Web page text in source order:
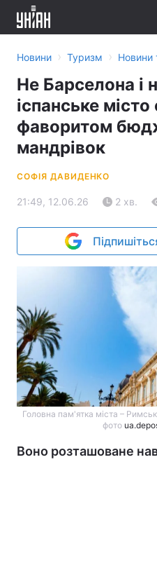
Новини › Туризм › Новини
Не Барселона і
іспанське
фаворитом
мандрівок
СОФІЯ ДАВИДЕНКО
21:49, 12.06.26 2 хв.
Головна пам'ятка міста –
фото
Воно розташоване